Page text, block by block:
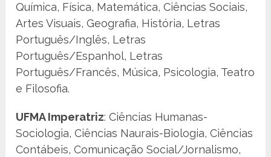
Química, Física, Matemática, Ciências Sociais,
Artes Visuais, Geografia, História, Letras
Português/Inglês, Letras
Português/Espanhol, Letras
Português/Francês, Música, Psicologia, Teatro
e Filosofia.
UFMA Imperatriz: Ciências Humanas-
Sociologia, Ciências Naurais-Biologia, Ciências
Contábeis, Comunicação Social/Jornalismo,